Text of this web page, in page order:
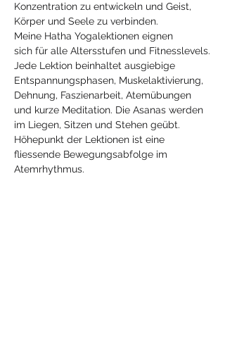
Konzentration zu entwickeln und Geist,
Körper und Seele zu verbinden.
Meine Hatha Yogalektionen eignen
sich für alle Altersstufen und Fitnesslevels.
Jede Lektion beinhaltet ausgiebige
Entspannungsphasen, Muskelaktivierung,
Dehnung, Faszienarbeit, Atemübungen
und kurze Meditation. Die Asanas werden
im Liegen, Sitzen und Stehen geübt.
Höhepunkt der Lektionen ist eine
fliessende Bewegungsabfolge im
Atemrhythmus.